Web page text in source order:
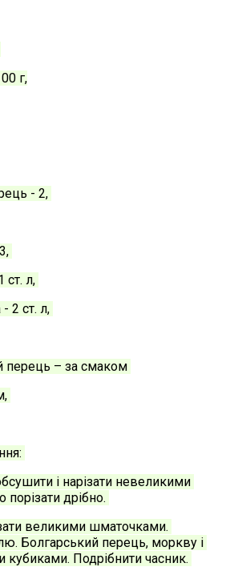
г,
- 2,
ст. л,
2 ст. л,
перець – за смаком
і нарізати невеликими
дрібно.
великими шматочками.
Болгарський перець, моркву і
кубиками. Подрібнити часник.